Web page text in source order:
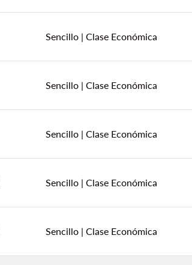
Sencillo | Clase Económica
Sencillo | Clase Económica
Sencillo | Clase Económica
Sencillo | Clase Económica
Sencillo | Clase Económica